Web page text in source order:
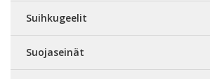
Suihkugeelit
Suojaseinät